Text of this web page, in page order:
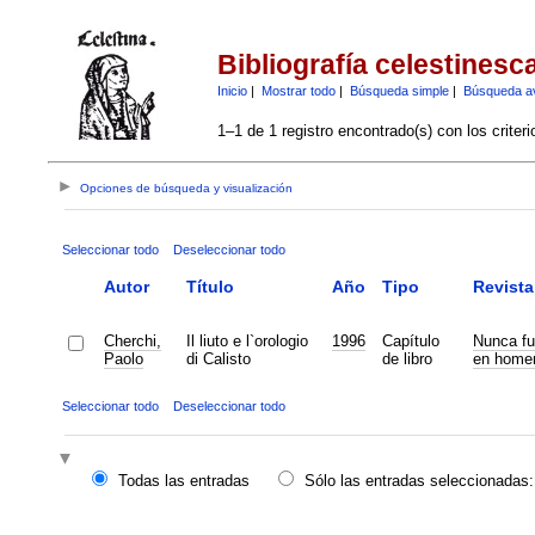
Bibliografía
Inicio| Mostrar todo| Búsqueda simple| Búsqueda
1–1 de 1 registro encontrado(s) con los
Opciones de búsqueda y visualización
Seleccionar todo Deseleccionar todo
Autor Título Año Tipo Revista
Cherchi,
Paolo
Il liuto e l`orologio
di Calisto
1996
Capítulo
de libro
Nunca
en
Seleccionar todo Deseleccionar todo
Todas las entradas
Sólo las entradas seleccionadas: